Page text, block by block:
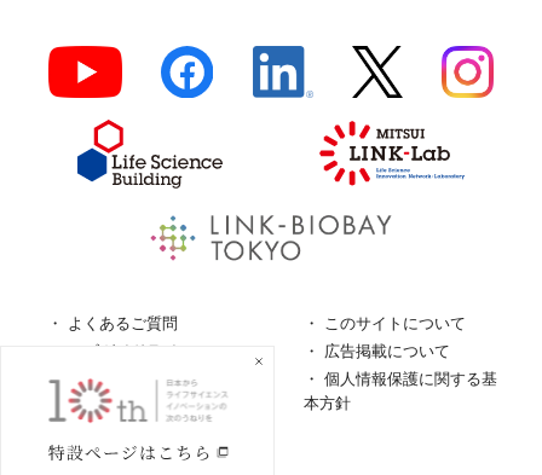
よくあるご質問
このサイトについて
ロゴガイドライン
広告掲載について
特定商取引法に基づく表
個人情報保護に関する基
本方針